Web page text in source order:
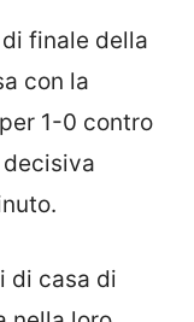
finale della
con la
per 1-0 contro
decisiva
di casa di